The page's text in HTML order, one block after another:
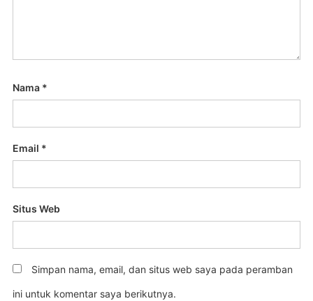
Nama *
Email *
Situs Web
Simpan nama, email, dan situs web saya pada peramban
ini untuk komentar saya berikutnya.